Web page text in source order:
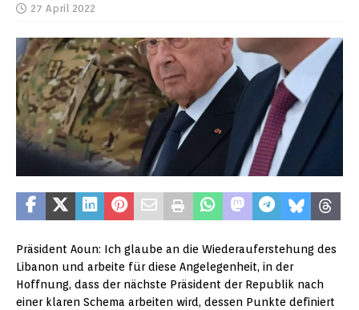
27 April 2022
Präsident Aoun: Ich glaube an die Wiederauferstehung des
Libanon und arbeite für diese Angelegenheit, in der
Hoffnung, dass der nächste Präsident der Republik nach
einer klaren Schema arbeiten wird, dessen Punkte definiert